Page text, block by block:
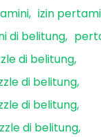
izin
di belitung
di belitung
di belitung
di belitung
di belitung